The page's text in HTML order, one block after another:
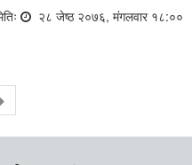
२८ जेष्ठ २०७६, मंगलवार १८:००